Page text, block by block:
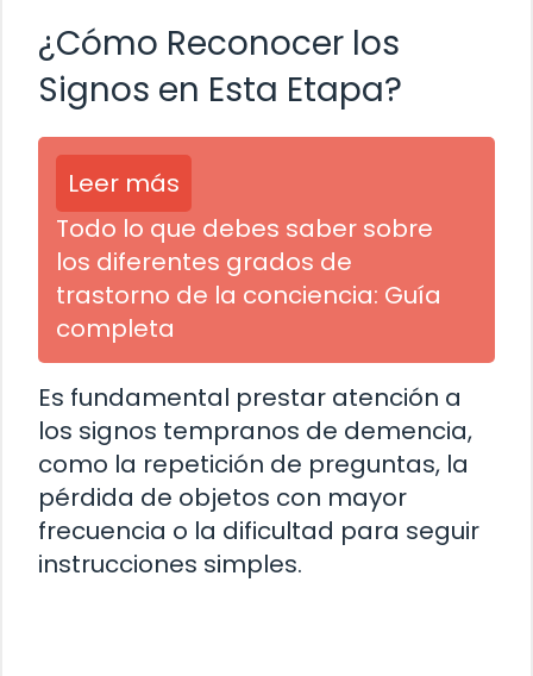
¿Cómo Reconocer los
Signos en Esta Etapa?
Leer más
Todo lo que debes saber sobre
los diferentes grados de
trastorno de la conciencia: Guía
completa
Es fundamental prestar atención a
los signos tempranos de demencia,
como la repetición de preguntas, la
pérdida de objetos con mayor
frecuencia o la dificultad para seguir
instrucciones simples.